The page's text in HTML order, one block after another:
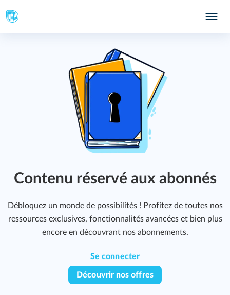
Contenu réservé aux abonnés
Débloquez un monde de possibilités ! Profitez de toutes nos
ressources exclusives, fonctionnalités avancées et bien plus
encore en découvrant nos abonnements.
Se connecter
Découvrir nos offres